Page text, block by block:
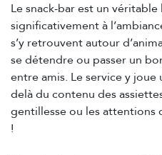
Le snack-bar est un
significativement à
s’y retrouvent autour
se détendre ou passer un
entre amis. Le service y
delà du contenu des
gentillesse ou les attentions
!